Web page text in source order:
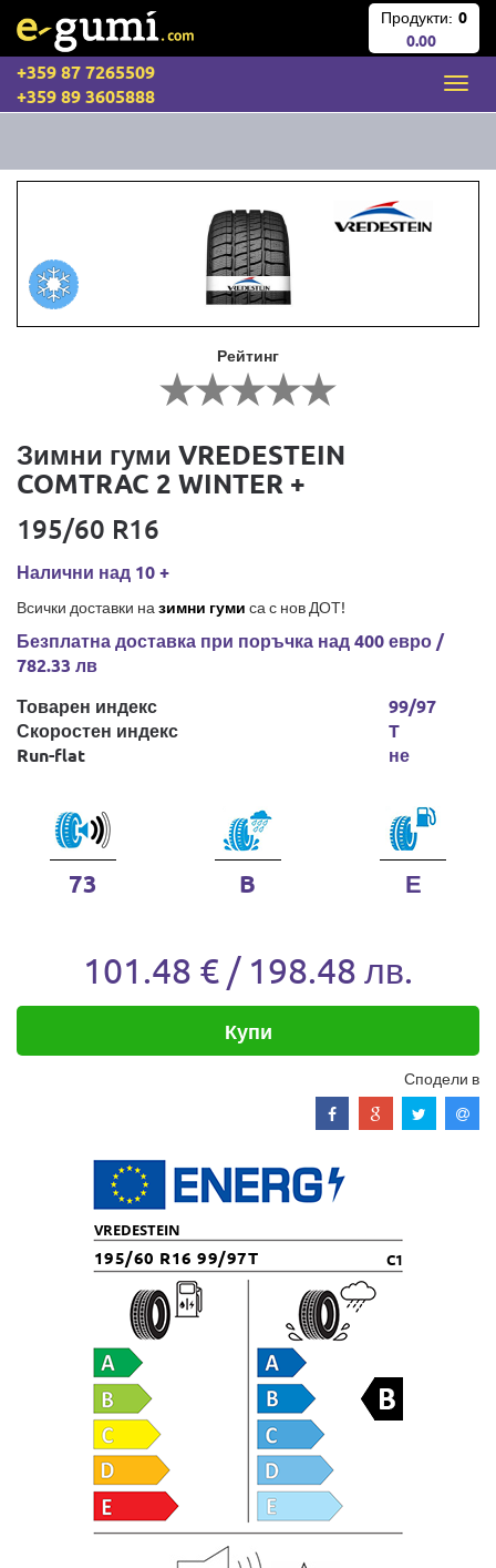
Продукти: 0
0.00
+359 87 7265509
+359 89 3605888
Рейтинг
Зимни гуми VREDESTEIN
COMTRAC 2 WINTER +
195/60 R16
Налични над 10 +
Всички доставки на зимни гуми са с нов ДОТ!
Безплатна доставка при поръчка над 400 евро /
782.33 лв
Товарен индекс
Скоростен индекс
Run-flat
99/97
T
не
73 B Е
101.48 € / 198.48 лв.
Купи
Сподели в
VREDESTEIN
195/60 R16 99/97T C1